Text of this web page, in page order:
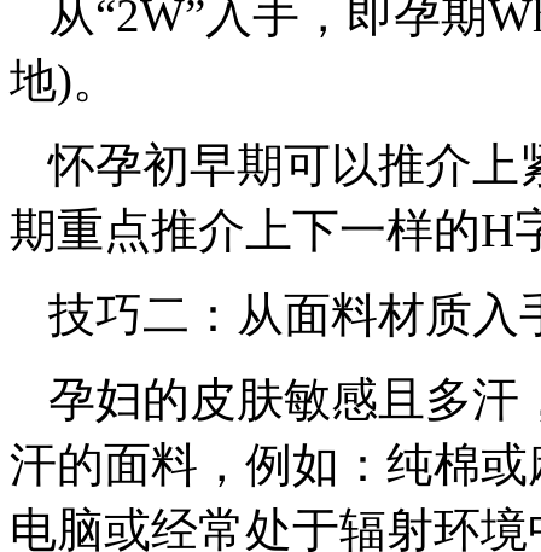
从“2W”入手，即孕期
地)。
怀孕初早期可以推介
期重点推介上下一样的H
技巧二：从面料材质入
孕妇的皮肤敏感且多汗
汗的面料，例如：纯棉
电脑或经常处于辐射环